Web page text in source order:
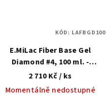
E.MiLac Fiber Base Gel
Diamond #4, 100 ml. -
Modelační báze se
zpevňujícím syntetickým
2 710 Kč/ ks
Momentálně nedostupné
KÓD: LAFBGD100